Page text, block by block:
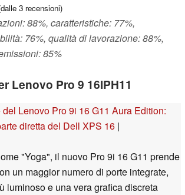
3 recensioni)
88%, caratteristiche: 77%,
76%, qualità di lavorazione: 88%,
85%
Lenovo Pro 9 16IPH11
Lenovo Pro 9i 16 G11 Aura Edition:
diretta del Dell XPS 16 |
"Yoga", il nuovo Pro 9i 16 G11 prende
un maggior numero di porte integrate,
luminoso e una vera grafica discreta